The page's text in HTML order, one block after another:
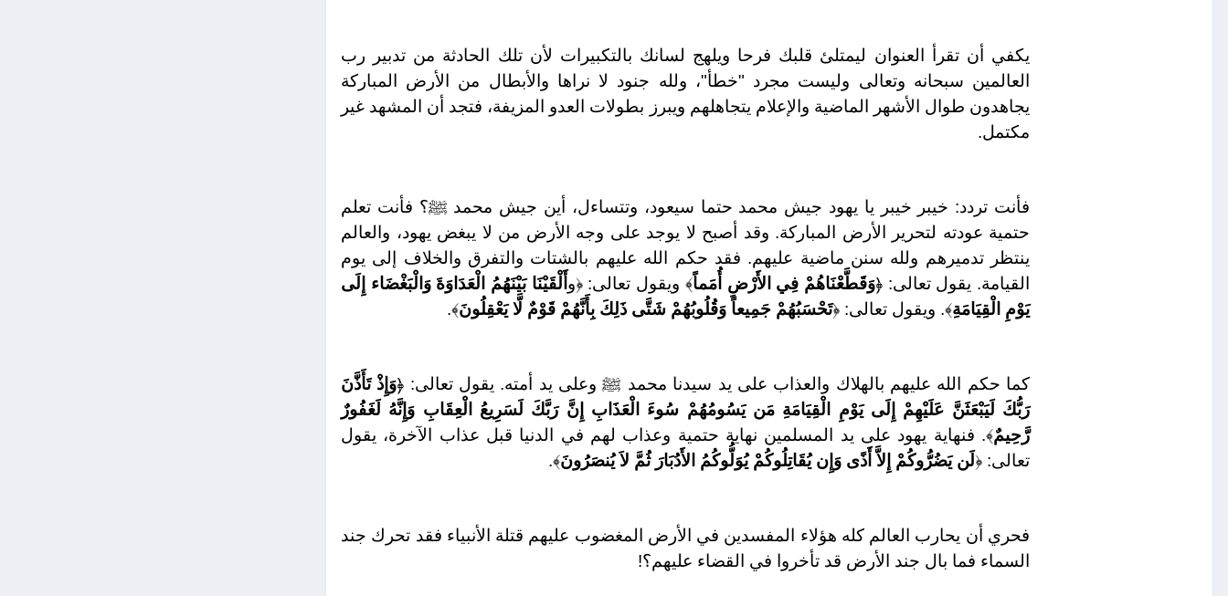
يكفي أن تقرأ العنوان ليمتلئ قلبك فرحا ويلهج لسانك بالتكبيرات لأن تلك الحادثة من تدبير رب
العالمين سبحانه وتعالى وليست مجرد "خطأ"، ولله جنود لا نراها والأبطال من الأرض المباركة
يجاهدون طوال الأشهر الماضية والإعلام يتجاهلهم ويبرز بطولات العدو المزيفة، فتجد أن المشهد غير
مكتمل.
فأنت تردد: خيبر خيبر يا يهود جيش محمد حتما سيعود، وتتساءل، أين جيش محمد ﷺ؟ فأنت تعلم
حتمية عودته لتحرير الأرض المباركة. وقد أصبح لا يوجد على وجه الأرض من لا يبغض يهود، والعالم
ينتظر تدميرهم ولله سنن ماضية عليهم. فقد حكم الله عليهم بالشتات والتفرق والخلاف إلى يوم
القيامة. يقول تعالى: ﴿وَقَطَّعْنَاهُمْ فِي الأَرْضِ أُمَماً﴾ ويقول تعالى: ﴿و أَلْقَيْنَا بَيْنَهُمُ الْعَدَاوَةَ وَالْبَغْضَاء إِلَى
يَوْمِ الْقِيَامَةِ﴾. ويقول تعالى: ﴿تَحْسَبُهُمْ جَمِيعاً وَقُلُوبُهُمْ شَتَّى ذَلِكَ بِأَنَّهُمْ قَوْمٌ لَّا يَعْقِلُونَ﴾.
كما حكم الله عليهم بالهلاك والعذاب على يد سيدنا محمد ﷺ وعلى يد أمته. يقول تعالى: ﴿وَإِذْ تَأَذَّنَ
رَبُّكَ لَيَبْعَثَنَّ عَلَيْهِمْ إِلَى يَوْمِ الْقِيَامَةِ مَن يَسُومُهُمْ سُوءَ الْعَذَابِ إِنَّ رَبَّكَ لَسَرِيعُ الْعِقَابِ وَإِنَّهُ لَغَفُورٌ
رَّحِيمٌ﴾. فنهاية يهود على يد المسلمين نهاية حتمية وعذاب لهم في الدنيا قبل عذاب الآخرة، يقول
تعالى: ﴿لَن يَضُرُّوكُمْ إِلاَّ أَذًى وَإِن يُقَاتِلُوكُمْ يُوَلُّوكُمُ الأَدُبَارَ ثُمَّ لاَ يُنصَرُونَ﴾.
فحري أن يحارب العالم كله هؤلاء المفسدين في الأرض المغضوب عليهم قتلة الأنبياء فقد تحرك جند
السماء فما بال جند الأرض قد تأخروا في القضاء عليهم؟!